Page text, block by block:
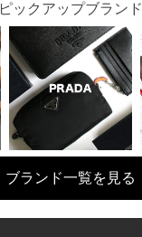
ピックアップブランド
ブランド一覧を見る